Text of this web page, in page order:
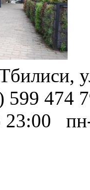
599 474
23:00